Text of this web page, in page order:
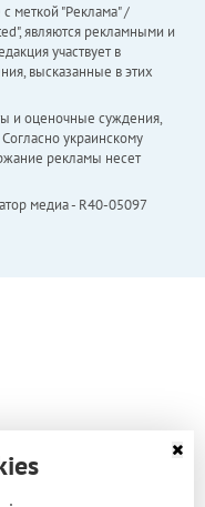
меткой "Реклама" /
являются рекламными и
участвует в
высказанные в этих
и оценочные суждения,
украинскому
рекламы несет
медиа - R40-05097